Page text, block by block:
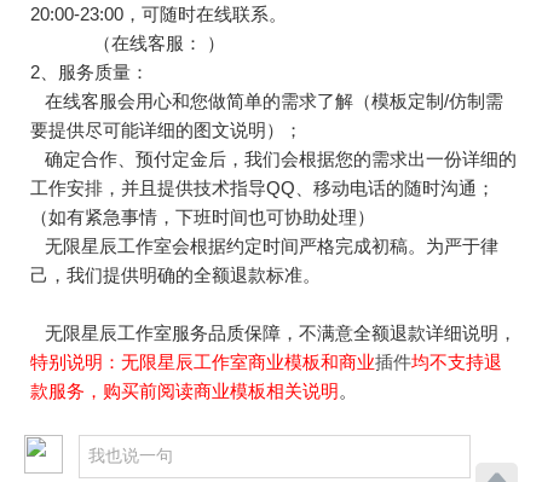
20:00-23:00，可随时在线联系。
（在线客服：
）
2、服务质量：
在线客服会用心和您做简单的需求了解（模板定制/仿制需
要提供尽可能详细的图文说明）；
确定合作、预付定金后，我们会根据您的需求出一份详细的
工作安排，并且提供技术指导QQ、移动电话的随时沟通；
（如有紧急事情，下班时间也可协助处理）
无限星辰工作室会根据约定时间严格完成初稿。为严于律
己，我们提供明确的全额退款标准。
无限星辰工作室服务品质保障，不满意全额退款详细说明，
特别说明：无限星辰工作室商业模板和商业插件均不支持退
款服务，购买前阅读商业模板相关说明。